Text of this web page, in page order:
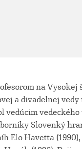
na
a divadelnej
vedúcim
Slovenký
Elo Havetta